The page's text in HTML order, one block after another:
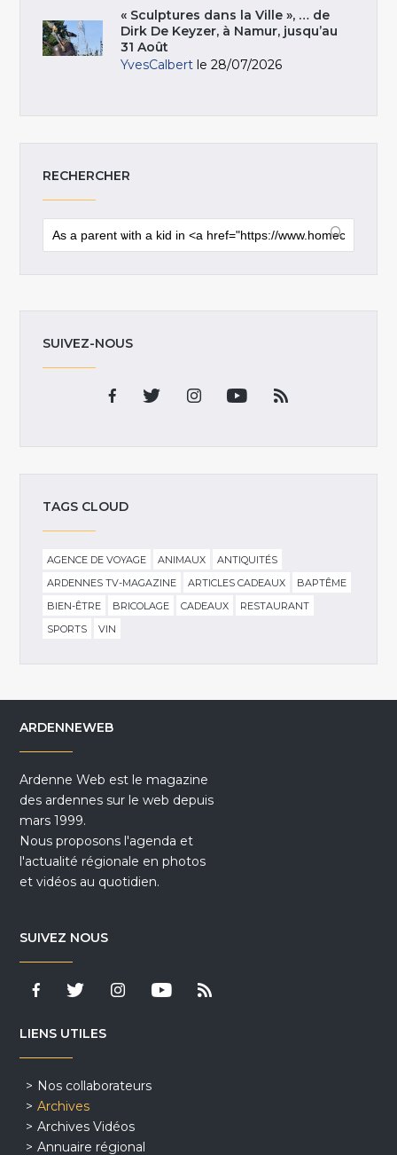
« Sculptures dans la Ville », … de
Dirk De Keyzer, à Namur, jusqu’au
31 Août
YvesCalbert le 28/07/2026
RECHERCHER
SUIVEZ-NOUS
TAGS CLOUD
AGENCE DE VOYAGE ANIMAUX
ANTIQUITÉS
ARDENNES TV-MAGAZINE
ARTICLES CADEAUX
BAPTÊME
BIEN-ÊTRE
BRICOLAGE CADEAUX
RESTAURANT
SPORTS
VIN
ARDENNEWEB
Ardenne Web est le magazine
des ardennes sur le web depuis
mars 1999.
Nous proposons l'agenda et
l'actualité régionale en photos
et vidéos au quotidien.
SUIVEZ NOUS
LIENS UTILES
Nos collaborateurs
Archives
Archives Vidéos
Annuaire régional